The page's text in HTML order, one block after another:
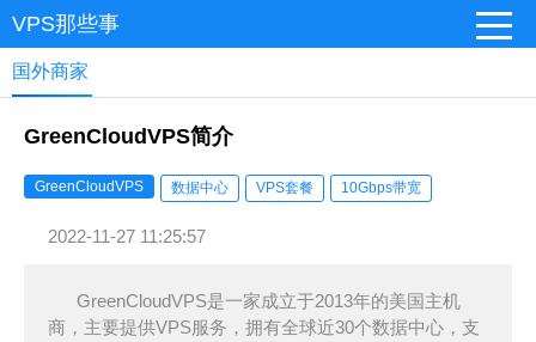
VPS那些事
国外商家
GreenCloudVPS简介
GreenCloudVPS 数据中心 VPS套餐 10Gbps带宽
2022-11-27 11:25:57
GreenCloudVPS是一家成立于2013年的美国主机
商，主要提供VPS服务，拥有全球近30个数据中心，支